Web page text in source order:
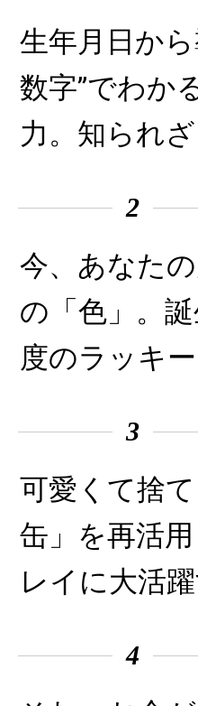
生年月日か
数字”でわか
力。知られ
2
今、あなた
の「色」。
度のラッキ
3
可愛くて捨
缶」を再活
レイに大活
4